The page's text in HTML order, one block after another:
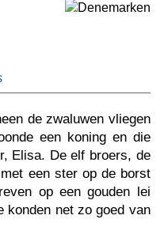
de zwaluwen vliegen
een koning en die
Elisa. De elf broers, de
een ster op de borst
op een gouden lei
konden net zo goed van